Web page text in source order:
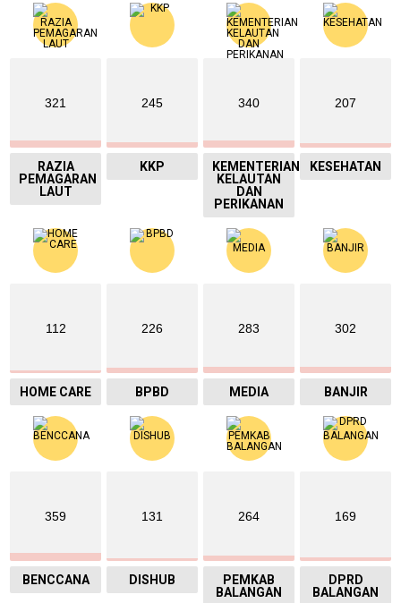
321
RAZIA
PEMAGARAN
LAUT
245
KKP
340
KEMENTERIAN
KELAUTAN
DAN
PERIKANAN
207
KESEHATAN
112
HOME CARE
226
BPBD
283
MEDIA
302
BANJIR
359
BENCCANA
131
DISHUB
264
PEMKAB
BALANGAN
169
DPRD
BALANGAN